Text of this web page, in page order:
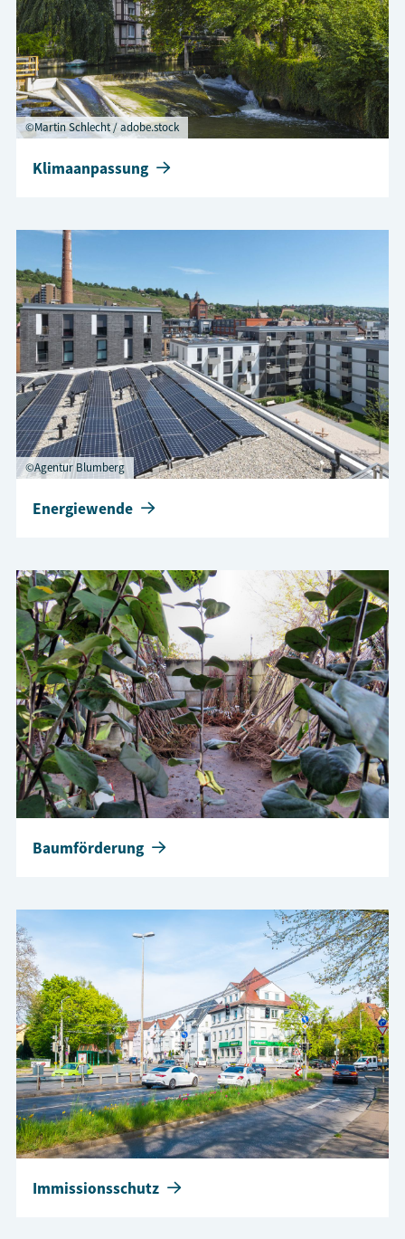
©Martin Schlecht / adobe.stock
Klimaanpassung
©Agentur Blumberg
Energiewende
Baumförderung
Immissionsschutz